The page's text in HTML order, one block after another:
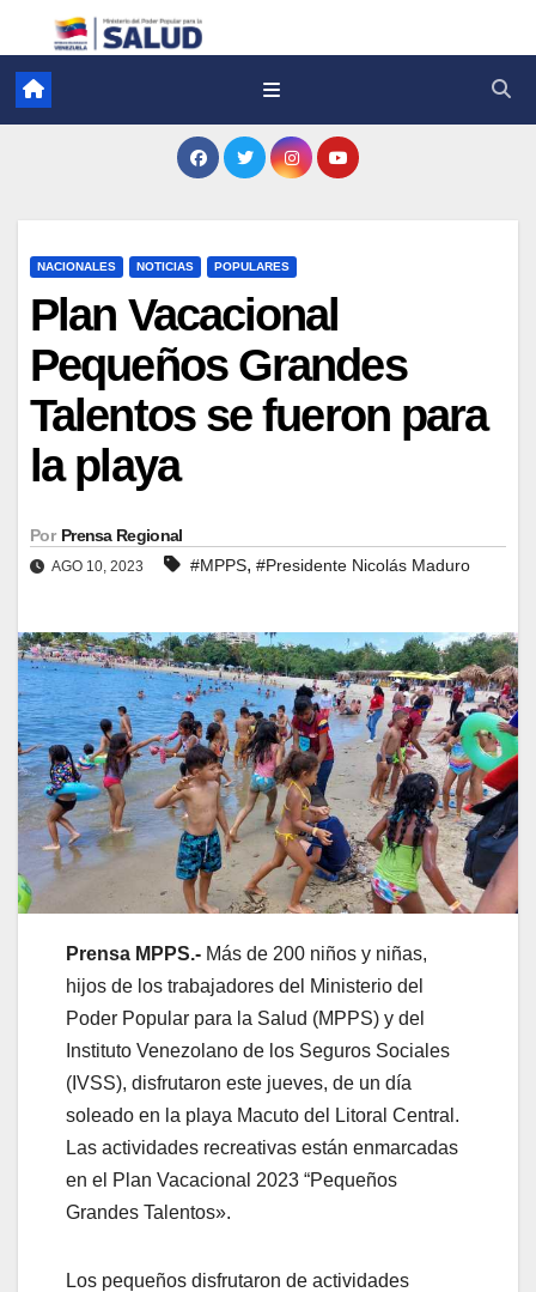
NACIONALES NOTICIAS POPULARES
Plan Vacacional
Pequeños Grandes
Talentos se fueron para
la playa
Por Prensa Regional
AGO 10, 2023 #MPPS, #Presidente Nicolás Maduro
Prensa MPPS.- Más de 200 niños y niñas,
hijos de los trabajadores del Ministerio del
Poder Popular para la Salud (MPPS) y del
Instituto Venezolano de los Seguros Sociales
(IVSS), disfrutaron este jueves, de un día
soleado en la playa Macuto del Litoral Central.
Las actividades recreativas están enmarcadas
en el Plan Vacacional 2023 “Pequeños
Grandes Talentos».
Los pequeños disfrutaron de actividades